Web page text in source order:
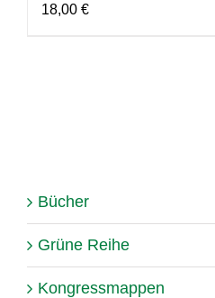
18,00 €
Bücher
Grüne Reihe
Kongressmappen